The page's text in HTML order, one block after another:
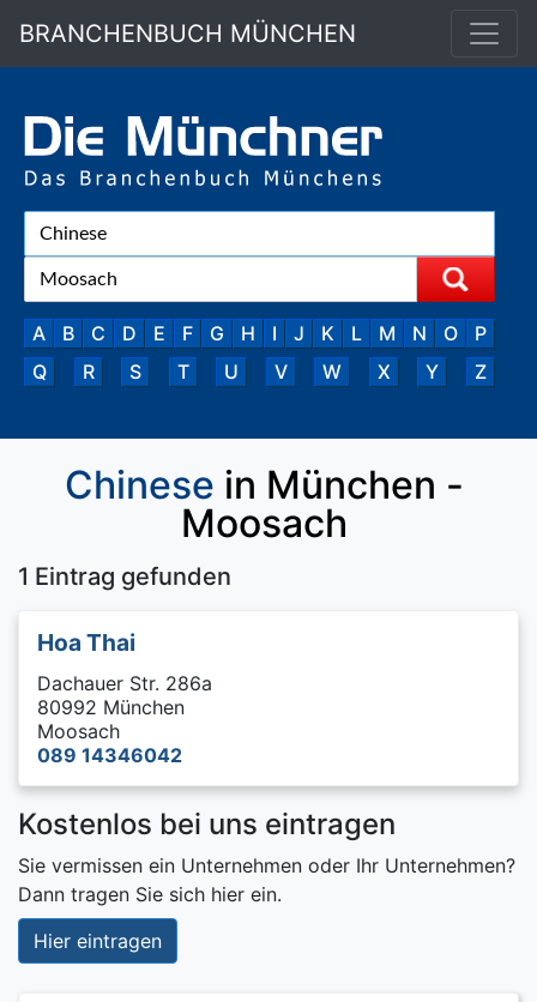
BRANCHENBUCH MÜNCHEN
A B C D E F G H I J K L M N O
P
Q
R S T U V W X Y Z
Chinese in München -
Moosach
1 Eintrag gefunden
Hoa Thai
Dachauer Str. 286a
80992 München
Moosach
089 14346042
Kostenlos bei uns eintragen
Sie vermissen ein Unternehmen oder Ihr Unternehmen?
Dann tragen Sie sich hier ein.
Hier eintragen